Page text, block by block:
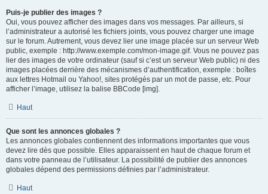
Puis-je publier des images ?
Oui, vous pouvez afficher des images dans vos messages. Par ailleurs, si
l’administrateur a autorisé les fichiers joints, vous pouvez charger une image
sur le forum. Autrement, vous devez lier une image placée sur un serveur Web
public, exemple : http://www.exemple.com/mon-image.gif. Vous ne pouvez pas
lier des images de votre ordinateur (sauf si c’est un serveur Web public) ni des
images placées derrière des mécanismes d’authentification, exemple : boîtes
aux lettres Hotmail ou Yahoo!, sites protégés par un mot de passe, etc. Pour
afficher l’image, utilisez la balise BBCode [img].
Haut
Que sont les annonces globales ?
Les annonces globales contiennent des informations importantes que vous
devez lire dès que possible. Elles apparaissent en haut de chaque forum et
dans votre panneau de l’utilisateur. La possibilité de publier des annonces
globales dépend des permissions définies par l’administrateur.
Haut